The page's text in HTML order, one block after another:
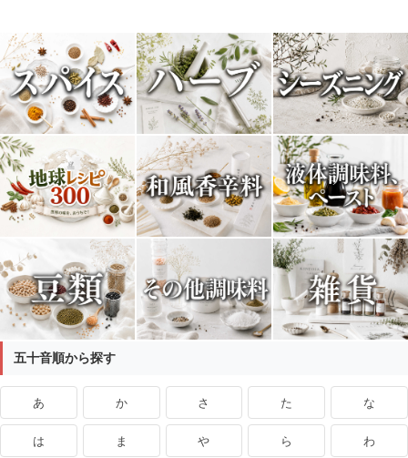
五十音順から探す
あ か さ た な
は ま や ら わ